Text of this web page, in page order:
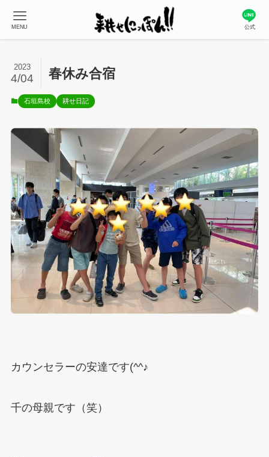
公式
MENU
春休み合宿
2023
4/04
石垣島校 耕せ日記
カウンセラーの安達です(^^♪
千の母親です（笑）